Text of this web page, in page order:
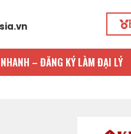
– ĐĂNG KÝ LÀM ĐẠI LÝ